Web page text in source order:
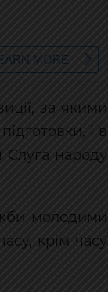
за якими
і в
Слуга народу
молодими
крім часу